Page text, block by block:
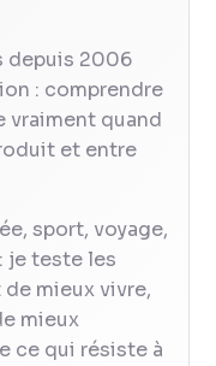
depuis 2006
: comprendre
vraiment quand
et entre
sport, voyage,
je teste les
mieux vivre,
mieux
ce qui résiste à